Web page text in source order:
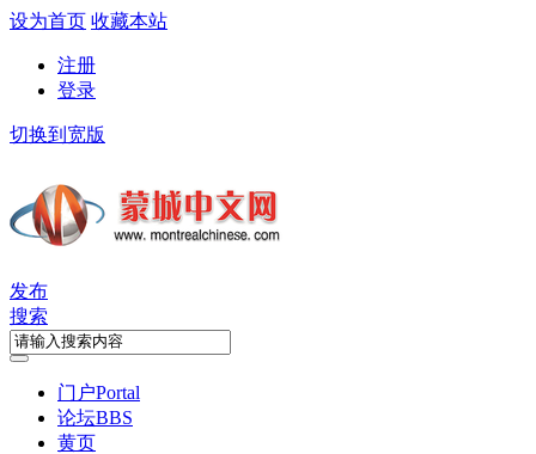
设为首页 收藏本站
注册
登录
切换到宽版
发布
搜索
门户Portal
论坛BBS
黄页